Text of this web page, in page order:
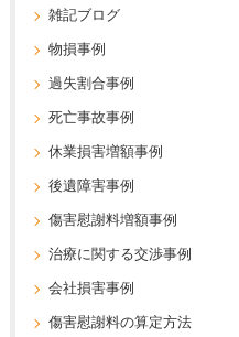
雑記ブログ
物損事例
過失割合事例
死亡事故事例
休業損害増額事例
後遺障害事例
傷害慰謝料増額事例
治療に関する交渉事例
会社損害事例
傷害慰謝料の算定方法